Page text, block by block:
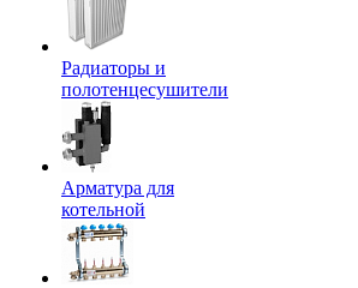
Радиаторы и
полотенцесушители
Арматура для
котельной